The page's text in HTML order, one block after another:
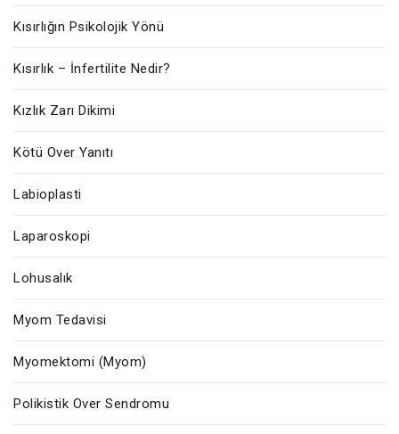
Kısırlığın Psikolojik Yönü
Kısırlık – İnfertilite Nedir?
Kızlık Zarı Dikimi
Kötü Over Yanıtı
Labioplasti
Laparoskopi
Lohusalık
Myom Tedavisi
Myomektomi (Myom)
Polikistik Over Sendromu